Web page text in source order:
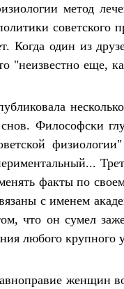
метод
советского
Когда один из
"неизвестно еще,
Философски
факты по
с именем
что он сумел
любого крупного
женщин